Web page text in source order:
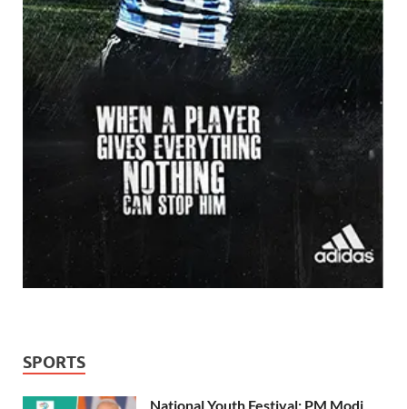
SPORTS
National Youth Festival: PM Modi